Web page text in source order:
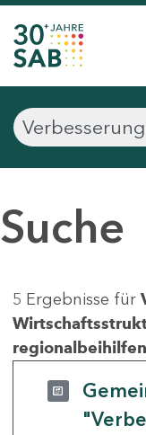
Suche
5 Ergebnisse für
regionalbeihilfen